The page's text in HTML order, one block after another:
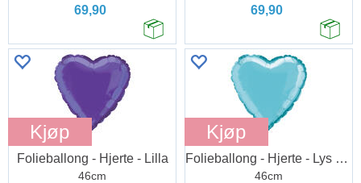
69,90 69,90
Kjøp
Folieballong - Hjerte - Lilla
46cm
Kjøp
Folieballong - Hjerte - Lys Blå
46cm